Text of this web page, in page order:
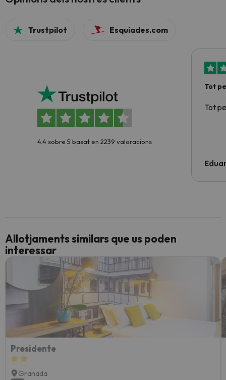
Trustpilot Esquiades.com
4.4 sobre 5 basat en 2239 valoracions
Tot
Tot
Allotjaments similars que us poden
interessar
Presidente
Granada